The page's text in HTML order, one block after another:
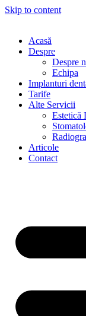
Skip to content
Acasă
Despre
Despre
Echipa
Implanturi
Tarife
Alte Servicii
Estetică
Articole
Contact